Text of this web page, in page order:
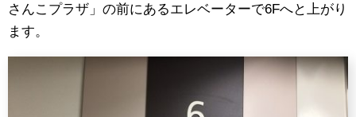
さんこプラザ」の前にあるエレベーターで6Fへと上がり
ます。